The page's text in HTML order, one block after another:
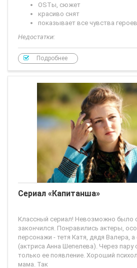
OSTы, сюжет
красиво снят
показывает все чувства героев
Недостатки:
В этом сериале мне нравится
богатых к бедным, заставляет
всегда любовь при выше этого
Подробнее
Сериал «Капитанша»
Классный сериал! Невозможно было
закончился. Понравились актеры,
персонажи - тетя Катя, дядя Валера,
(актриса Анна Шепелева). Через пару
только ее появление. Хороший
мама. Так